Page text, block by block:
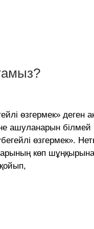
өзгермек» деген
ашуланарын
өзгермек».
көп